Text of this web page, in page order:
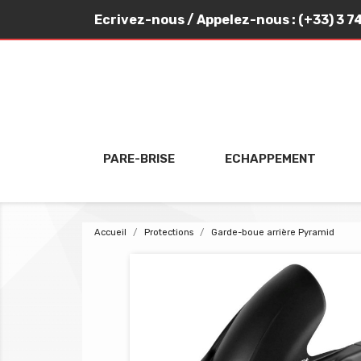
Ecrivez-nous/ Appelez-nous : (+33) 3
PARE-BRISE ECHAPPEMENT
Accueil Protections Garde-boue arrière Pyramid